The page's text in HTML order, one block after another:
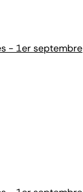
- 1er septembre